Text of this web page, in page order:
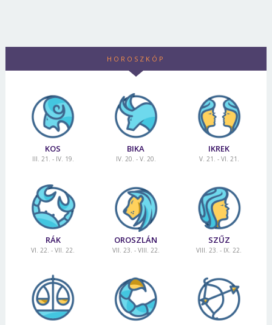
HOROSZKÓP
KOS
III. 21. - IV. 19.
BIKA
IV. 20. - V. 20.
IKREK
V. 21. - VI. 21.
RÁK
VI. 22. - VII. 22.
OROSZLÁN
VII. 23. - VIII. 22.
SZŰZ
VIII. 23. - IX. 22.